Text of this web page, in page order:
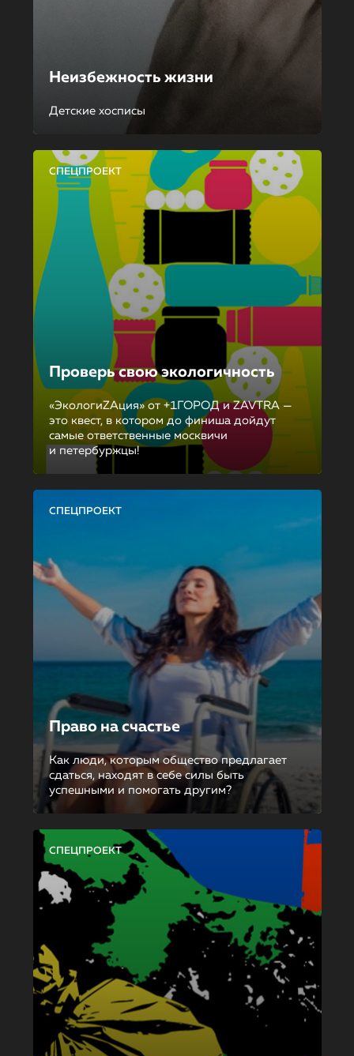
Неизбежность жизни
Детские хосписы
СПЕЦПРОЕКТ
Проверь свою экологичность
«ЭкологиZAция» от +1ГОРОД и ZAVTRA —
это квест, в котором до финиша дойдут
самые ответственные москвичи
и петербуржцы!
СПЕЦПРОЕКТ
Право на счастье
Как люди, которым общество предлагает
сдаться, находят в себе силы быть
успешными и помогать другим?
СПЕЦПРОЕКТ